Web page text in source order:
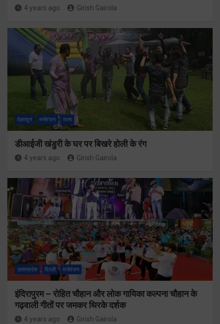
4 years ago Girish Gairola
देहरादून मनोरंजन राज्य
डीआईजी खंडुरी के घर पर बिखरे होली के रंग
4 years ago Girish Gairola
उत्तरप्रदेश दिल्ली मनोरंजन
इंदिरापुरम – रोहित चौहान और लोक गायिका कल्पना चौहान के
गढ़वाली गीतों पर जमकर थिरके दर्शक
4 years ago Girish Gairola